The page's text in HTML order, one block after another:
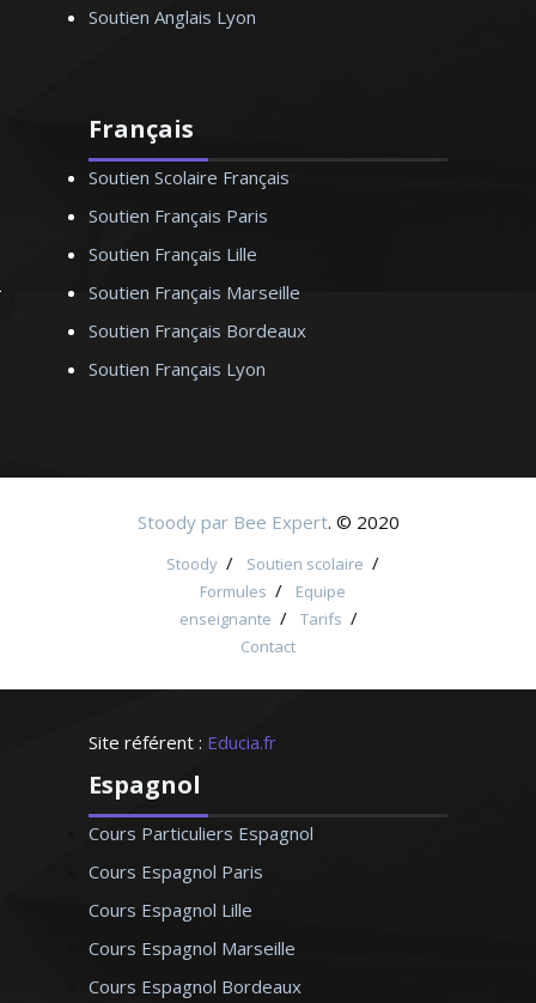
Soutien Anglais Lyon
Français
Soutien Scolaire Français
Soutien Français Paris
Soutien Français Lille
Soutien Français Marseille
Soutien Français Bordeaux
Soutien Français Lyon
Stoody par Bee Expert. © 2020
Stoody / Soutien scolaire /
Formules /
Equipe
enseignante / Tarifs /
Contact
Site référent : Educia.fr
Espagnol
Cours Particuliers Espagnol
Cours Espagnol Paris
Cours Espagnol Lille
Cours Espagnol Marseille
Cours Espagnol Bordeaux